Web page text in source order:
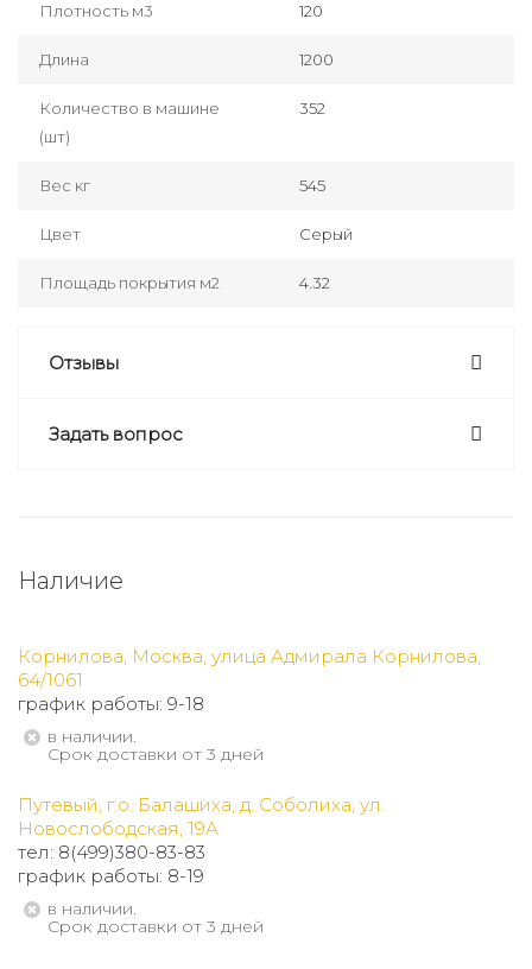
Плотность м3 120
Длина 1200
Количество в машине
(шт)
352
Вес кг 545
Цвет Серый
Площадь покрытия м2 4.32
Отзывы
Задать вопрос
Наличие
Корнилова, Москва, улица Адмирала Корнилова,
64/1061
график работы: 9-18
В наличии.
Срок доставки от 3 дней
Путевый, г.о. Балашиха, д. Соболиха, ул.
Новослободская, 19А
тел: 8(499)380-83-83
график работы: 8-19
В наличии.
Срок доставки от 3 дней